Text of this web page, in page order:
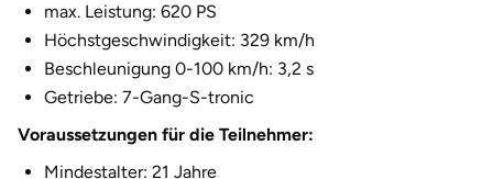
max. Leistung: 620 PS
Höchstgeschwindigkeit: 329 km/h
Beschleunigung 0-100 km/h: 3,2 s
Getriebe: 7-Gang-S-tronic
Voraussetzungen für die Teilnehmer:
Mindestalter: 21 Jahre
Halle
Hamburg